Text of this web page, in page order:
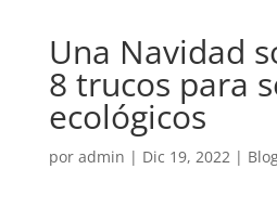
Una Navidad
8 trucos para
ecológicos
por admin | Dic 19, 2022|